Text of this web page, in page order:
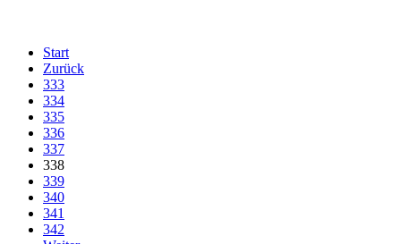
Start
Zurück
333
334
335
336
337
338
339
340
341
342